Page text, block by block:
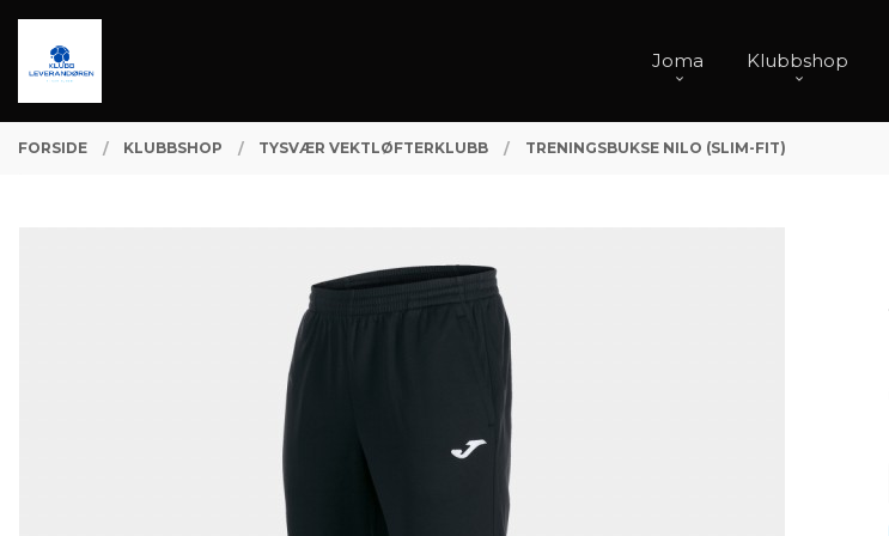
Gå
innholdet
Joma Klubbshop
FORSIDE KLUBBSHOP TYSVÆR VEKTLØFTERKLUBB TRENINGSBUKSE NILO (SLIM-FIT)